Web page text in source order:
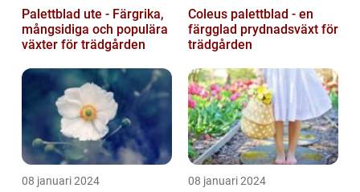
Palettblad ute - Färgrika,
mångsidiga och populära
växter för trädgården
Coleus palettblad - en
färgglad prydnadsväxt för
trädgården
08 januari 2024 08 januari 2024